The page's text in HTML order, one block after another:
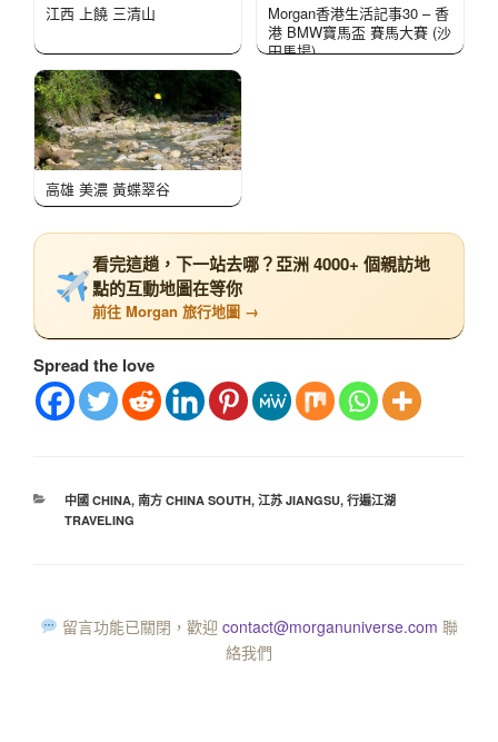
江西 上饒 三清山
Morgan香港生活記事30 – 香
港 BMW寶馬盃 賽馬大賽 (沙
田馬場)
高雄 美濃 黃蝶翠谷
看完這趟，下一站去哪？亞洲 4000+ 個親訪地
點的互動地圖在等你
前往 Morgan 旅行地圖 →
Spread the love
中國 CHINA, 南方 CHINA SOUTH, 江苏 JIANGSU, 行遍江湖
TRAVELING
留言功能已關閉，歡迎 contact@morganuniverse.com 聯
絡我們